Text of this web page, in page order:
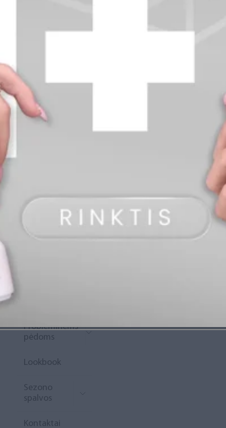
info@diamondline.lt
Prisijungti
Rewards“
Probleminėms
pėdoms
Lookbook
Sezono
spalvos
Kontaktai